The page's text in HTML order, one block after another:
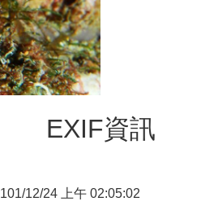
EXIF資訊
101/12/24 上午 02:05:02